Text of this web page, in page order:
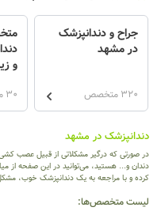
جراح و دندانپزشک
در مشهد
320 متخصص
و
30 متخصص
دندانپزشک در مشهد
در صورتی که درگیر مشکلاتی از قبیل عصب
دندان و... هستید، می‌توانید در این صفحه از
کرده و با مراجعه به یک دندانپزشک خوب،
لیست متخصص‌ها: